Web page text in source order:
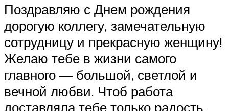
Поздравляю с Днем рождения
дорогую коллегу, замечательную
сотрудницу и прекрасную женщину!
Желаю тебе в жизни самого
главного — большой, светлой и
вечной любви. Чтоб работа
доставляла тебе только радость.